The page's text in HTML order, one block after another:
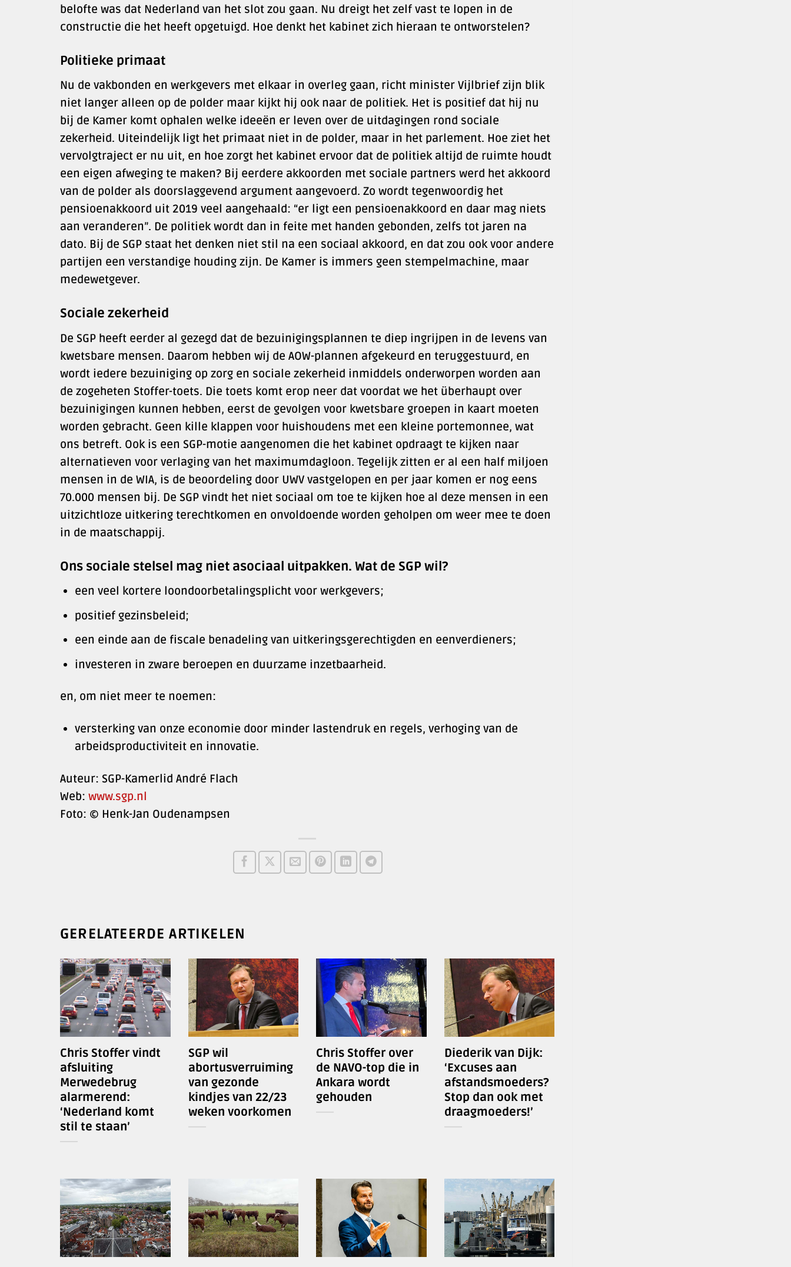
belofte was dat Nederland van het slot zou gaan. Nu dreigt het zelf vast te lopen in de
constructie die het heeft opgetuigd. Hoe denkt het kabinet zich hieraan te ontworstelen?
Politieke primaat
Nu de vakbonden en werkgevers met elkaar in overleg gaan, richt minister Vijlbrief zijn blik
niet langer alleen op de polder maar kijkt hij ook naar de politiek. Het is positief dat hij nu
bij de Kamer komt ophalen welke ideeën er leven over de uitdagingen rond sociale
zekerheid. Uiteindelijk ligt het primaat niet in de polder, maar in het parlement. Hoe ziet het
vervolgtraject er nu uit, en hoe zorgt het kabinet ervoor dat de politiek altijd de ruimte houdt
een eigen afweging te maken? Bij eerdere akkoorden met sociale partners werd het akkoord
van de polder als doorslaggevend argument aangevoerd. Zo wordt tegenwoordig het
pensioenakkoord uit 2019 veel aangehaald: “er ligt een pensioenakkoord en daar mag niets
aan veranderen”. De politiek wordt dan in feite met handen gebonden, zelfs tot jaren na
dato. Bij de SGP staat het denken niet stil na een sociaal akkoord, en dat zou ook voor andere
partijen een verstandige houding zijn. De Kamer is immers geen stempelmachine, maar
medewetgever.
Sociale zekerheid
De SGP heeft eerder al gezegd dat de bezuinigingsplannen te diep ingrijpen in de levens van
kwetsbare mensen. Daarom hebben wij de AOW-plannen afgekeurd en teruggestuurd, en
wordt iedere bezuiniging op zorg en sociale zekerheid inmiddels onderworpen worden aan
de zogeheten Stoffer-toets. Die toets komt erop neer dat voordat we het überhaupt over
bezuinigingen kunnen hebben, eerst de gevolgen voor kwetsbare groepen in kaart moeten
worden gebracht. Geen kille klappen voor huishoudens met een kleine portemonnee, wat
ons betreft. Ook is een SGP-motie aangenomen die het kabinet opdraagt te kijken naar
alternatieven voor verlaging van het maximumdagloon. Tegelijk zitten er al een half miljoen
mensen in de WIA, is de beoordeling door UWV vastgelopen en per jaar komen er nog eens
70.000 mensen bij. De SGP vindt het niet sociaal om toe te kijken hoe al deze mensen in een
uitzichtloze uitkering terechtkomen en onvoldoende worden geholpen om weer mee te doen
in de maatschappij.
Ons sociale stelsel mag niet asociaal uitpakken. Wat de SGP wil?
een veel kortere loondoorbetalingsplicht voor werkgevers;
positief gezinsbeleid;
een einde aan de fiscale benadeling van uitkeringsgerechtigden en eenverdieners;
investeren in zware beroepen en duurzame inzetbaarheid.
en, om niet meer te noemen:
versterking van onze economie door minder lastendruk en regels, verhoging van de
arbeidsproductiviteit en innovatie.
Auteur: SGP-Kamerlid André Flach
Web: www.sgp.nl
Foto: © Henk-Jan Oudenampsen
GERELATEERDE ARTIKELEN
Chris Stoffer vindt
afsluiting
Merwedebrug
alarmerend:
‘Nederland komt
stil te staan’
SGP wil
abortusverruiming
van gezonde
kindjes van 22/23
weken voorkomen
Chris Stoffer over
de NAVO-top die in
Ankara wordt
gehouden
Diederik van Dijk:
‘Excuses aan
afstandsmoeders?
Stop dan ook met
draagmoeders!’